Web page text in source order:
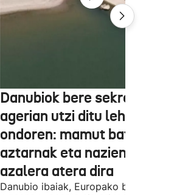
Danubiok bere sekretuak
agerian utzi ditu
ondoren: mamut baten
aztarnak eta nazien
azalera atera dira
Danubio ibaiak, Europako bigarren